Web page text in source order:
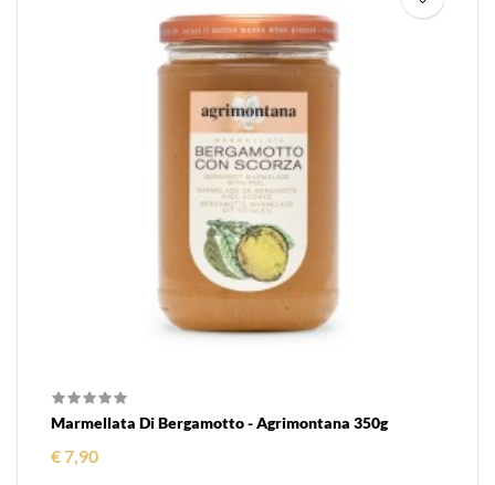
Marmellata Di Bergamotto - Agrimontana 350g
Prezzo
€ 7,90